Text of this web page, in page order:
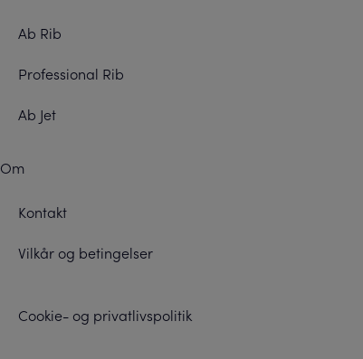
Ab Rib
Professional Rib
Ab Jet
Om
Kontakt
Vilkår og betingelser
Cookie- og privatlivspolitik